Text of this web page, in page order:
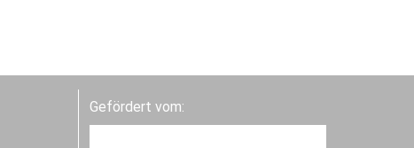
Gefördert vom: